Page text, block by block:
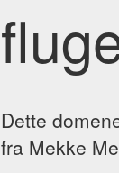
Dette
fra Mekke